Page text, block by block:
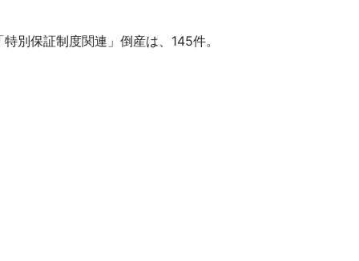
別保証制度関連」倒産は、145件。